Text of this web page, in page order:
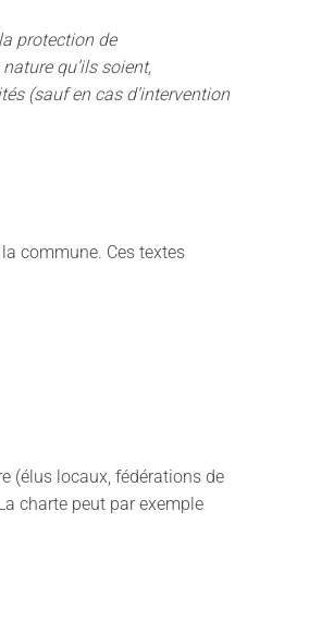
protection de
qu’ils soient,
(sauf en cas d’intervention
commune. Ces textes
(élus locaux, fédérations de
charte peut par exemple